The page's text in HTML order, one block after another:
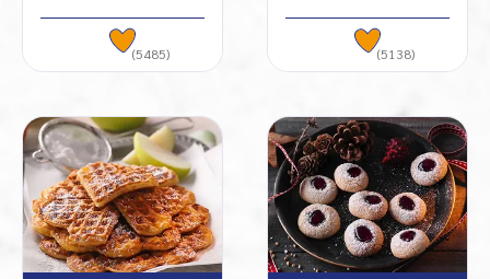
(5485) (5138)